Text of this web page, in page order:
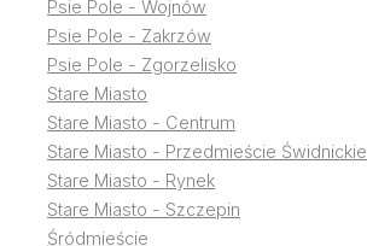
Psie Pole - Wojnów
Psie Pole - Zakrzów
Psie Pole - Zgorzelisko
Stare Miasto
Stare Miasto - Centrum
Stare Miasto - Przedmieście Świdnickie
Stare Miasto - Rynek
Stare Miasto - Szczepin
Śródmieście